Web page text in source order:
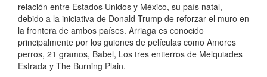
relación entre Estados Unidos y México, su país natal,
debido a la iniciativa de Donald Trump de reforzar el muro en
la frontera de ambos países. Arriaga es conocido
principalmente por los guiones de películas como Amores
perros, 21 gramos, Babel, Los tres entierros de Melquiades
Estrada y The Burning Plain.